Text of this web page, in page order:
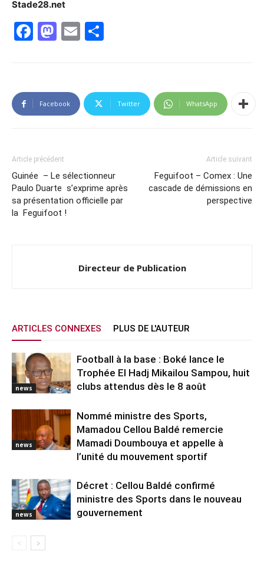
Stade28.net
Facebook
Mastodon
Email
Facebook Twitter WhatsApp
Article précédent
Guinée – Le sélectionneur
Paulo Duarte s’exprime après
sa présentation officielle par
la Feguifoot !
Article suivant
Feguifoot – Comex : Une
cascade de démissions en
perspective
Directeur de Publication
ARTICLES CONNEXES PLUS DE L'AUTEUR
news
Football à la base : Boké lance le
Trophée El Hadj Mikailou Sampou, huit
clubs attendus dès le 8 août
news
Nommé ministre des Sports,
Mamadou Cellou Baldé remercie
Mamadi Doumbouya et appelle à
l’unité du mouvement sportif
news
Décret : Cellou Baldé confirmé
ministre des Sports dans le nouveau
gouvernement